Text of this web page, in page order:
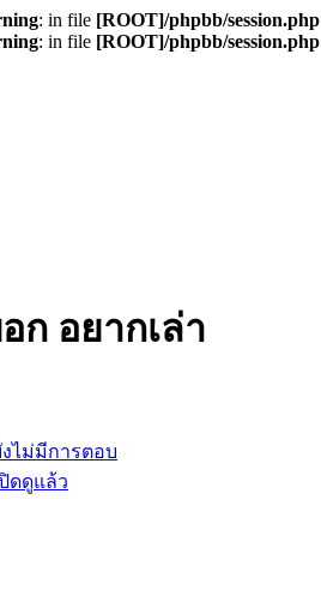
: in file [ROOT]/phpbb/session.php
: in file [ROOT]/phpbb/session.php
ก อยากเล่า
ไม่มีการตอบ
ดดูแล้ว